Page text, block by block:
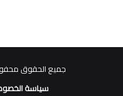
جميع الحقوق
سياسة